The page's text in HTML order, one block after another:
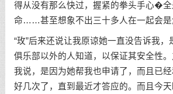
得从没有那么快过，握紧的拳头手心�
命……甚至想象不出三十多人在一起会是
“玫”后来还说让我原谅她一直没告诉我，
俱乐部以外的人知道，以保证其安全性
我说，是因为她帮我也申请了，而且已
好几次了，直到最近才答应的。而且今天